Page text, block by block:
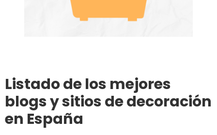
Listado de los mejores
blogs y sitios de decoración
en España